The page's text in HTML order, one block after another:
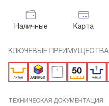
Наличные Карта
КЛЮЧЕВЫЕ ПРЕИМУЩЕСТВА
ТЕХНИЧЕСКАЯ ДОКУМЕНТАЦИЯ